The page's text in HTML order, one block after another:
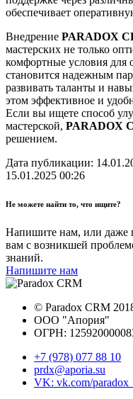
обеспечивает
Внедрение PARADOX
мастерских не только
комфортные условия для
становится надежным
развивать таланты и
этом эффективное и
Если вы ищете способ
мастерской, PARADOX
решением.
Дата публикации:
15.01.2025 00:26
Не можете найти то, что ищите?
Напишите нам, или даже
вам с возникшей
знаний.
Напишите нам
© Paradox CRM
ООО "Апория"
ОГРН:
+7 (978) 077 88 10
prdx@aporia.su
VK: vk.com/